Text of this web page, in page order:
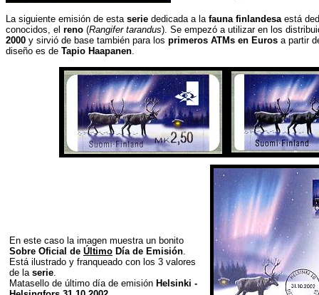
La siguiente emisión de esta serie dedicada a la fauna finlandesaestá
conocidos, el reno (Rangifer tarandus). Se empezó a utilizar en los
2000 y sirvió de base también para los primeros ATMs en Euros a partir
diseño es de Tapio Haapanen.
En este caso la imagen muestra un bonito
Sobre Oficial de Último Día de Emisión.
Está ilustrado y franqueado con los 3 valores
de la serie.
Matasello de último día de emisión Helsinki -